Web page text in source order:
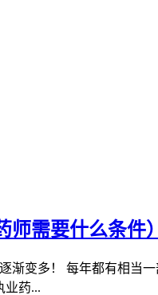
需要什么条件）
渐变多！ 每年都有相
业药...